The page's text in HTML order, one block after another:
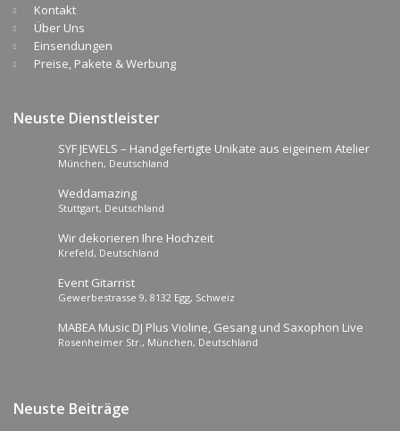
Kontakt
Über Uns
Einsendungen
Preise, Pakete & Werbung
Neuste Dienstleister
SYF JEWELS – Handgefertigte Unikate aus eigeinem Atelier
München, Deutschland
Weddamazing
Stuttgart, Deutschland
Wir dekorieren Ihre Hochzeit
Krefeld, Deutschland
Event Gitarrist
Gewerbestrasse 9, 8132 Egg, Schweiz
MABEA Music DJ Plus Violine, Gesang und Saxophon Live
Rosenheimer Str., München, Deutschland
Neuste Beiträge